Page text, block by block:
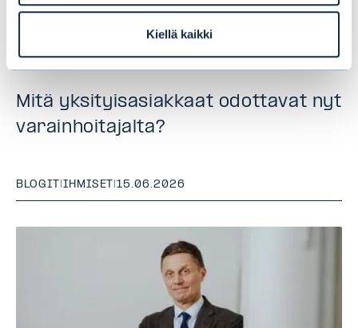
Kiellä kaikki
Mitä yksityisasiakkaat odottavat nyt
varainhoitajalta?
BLOGIT IHMISET |15.06.2026